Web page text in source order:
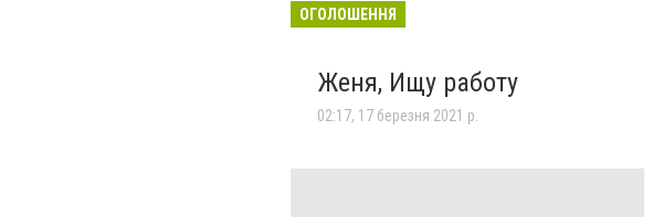
ОГОЛОШЕННЯ
Женя, Ищу работу
02:17, 17 березня 2021 р.